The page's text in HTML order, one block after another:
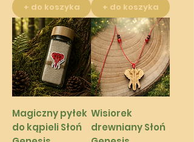
+ do koszyka + do koszyka
Magiczny pyłek
do kąpieli Słoń
Wisiorek
drewniany Słoń